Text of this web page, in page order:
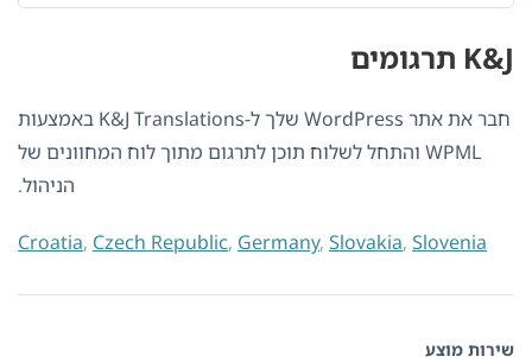
K&J תרגומים
חבר את אתר WordPress שלך ל-K&J Translations באמצעות
WPML והתחל לשלוח תוכן לתרגום מתוך לוח המחוונים של
הניהול.
Croatia, Czech Republic, Germany, Slovakia, Slovenia
שירות מוצע